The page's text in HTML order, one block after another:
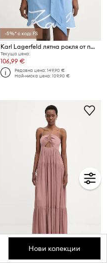
-5%* с код: FS
Karl Lagerfeld лятна рокля от памук
Текуща цена:
106,99 €
Редовна цена:149,90 €
Най-ниска цена:109,90 €
-5%* с код: FS
Patrizia Pepe лятна рокля
Нови колекции